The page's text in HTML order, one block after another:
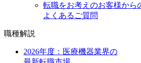
転職をお考えのお客様から
よくあるご質問
職種解説
2026年度：医療機器業界の